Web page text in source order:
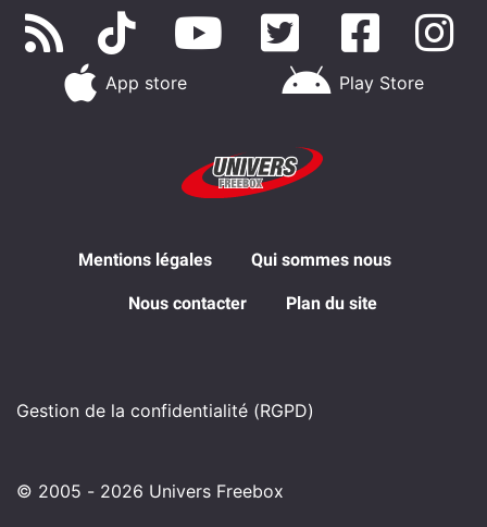
App store Play Store
Mentions légales Qui sommes nous
Nous contacter Plan du site
Gestion de la confidentialité (RGPD)
© 2005 - 2026 Univers Freebox